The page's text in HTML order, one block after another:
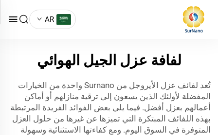
AR
لفافة عزل الجيل الهوائي
تُعد لفائف عزل الأيروجل من Surnano واحدة من الخيارات
المفضلة لأولئك الذين يسعون إلى ترقية منازلهم أو أماكن
أعمالهم بعزل أفضل. فيما يلي بعض الفوائد الفريدة المرتبطة
بهذه اللفائف المبتكرة التي تميزها عن غيرها من حلول العزل
المتوفرة في السوق اليوم. ومع كفاءتها الاستثنائية وسهولة